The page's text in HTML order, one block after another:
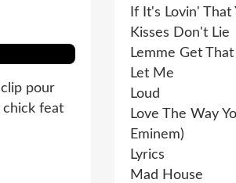
pour
chick feat
If It's Lovin' That
Kisses Don't Lie
Lemme Get That
Let Me
Loud
Love The Way
Eminem)
Lyrics
Mad House